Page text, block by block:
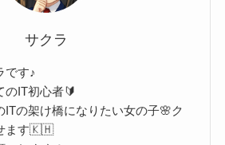
サクラ
です♪
のIT初心者🔰
ITの架け橋になりたい女の子🌸ク
ます🇰🇭